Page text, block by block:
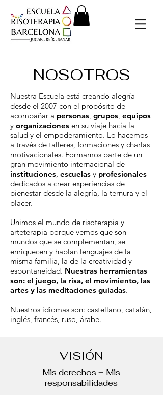
NOSOTROS
Nuestra Escuela está creando alegría
desde el 2007 con el propósito de
acompañar a personas grupos equipos
y organizaciones en su viaje hacia la
salud y el empoderamiento. Lo hacemos
a través de talleres, formaciones y charlas
motivacionales. Formamos parte de un
gran movimiento internacional de
instituciones escuelas y profesionales
dedicados a crear experiencias de
bienestar desde la alegría, la ternura y el
placer.
Unimos el mundo de risoterapia y
arteterapia porque vemos que son
mundos que se complementan, se
enriquecen y hablan lenguajes de la
misma familia, la de la creatividad y
espontaneidad. Nuestras herramientas
son: el juego, la risa, el movimiento, las
artes y las meditaciones guiadas.
Nuestros idiomas son: castellano, catalán,
inglés, francés, ruso, árabe.
VISIÓN
Mis derechos = Mis
responsabilidades